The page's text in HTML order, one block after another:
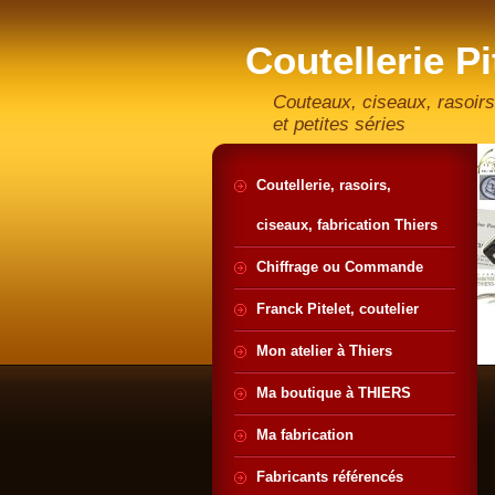
Coutellerie
artisan
Couteaux, ciseaux,
et petites séries
Coutellerie, rasoirs,
ciseaux, fabrication Thiers
Chiffrage ou Commande
Franck Pitelet, coutelier
Mon atelier à Thiers
Ma boutique à THIERS
Ma fabrication
Fabricants référencés